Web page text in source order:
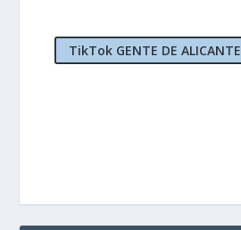
TikTok GENTE DE ALICANTE